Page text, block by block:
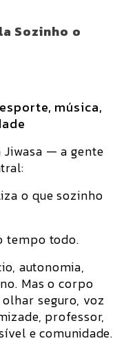
Sozinho o
música,
Jiwasa — a gente
o que sozinho
tempo todo.
autonomia,
Mas o corpo
seguro, voz
professor,
e comunidade.